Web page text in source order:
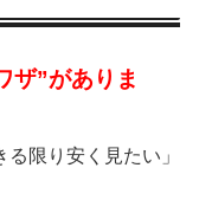
ザ”がありま
限り安く見たい」